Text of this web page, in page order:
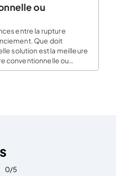
ou
entre la rupture
Que doit
solution est la meilleure
conventionnelle ou
commun accord entre
article:
0/5